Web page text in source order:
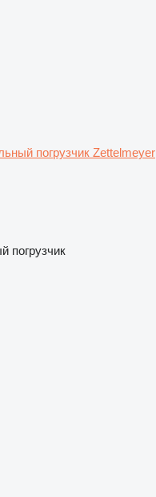
погрузчик Zettelmeyer
погрузчик